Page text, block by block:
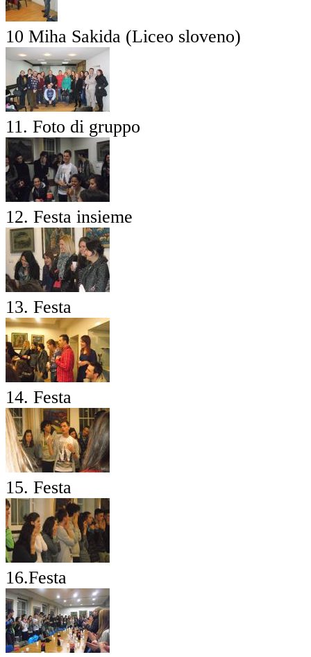
10 Miha Sakida (Liceo sloveno)
11. Foto di gruppo
12. Festa insieme
13. Festa
14. Festa
15. Festa
16.Festa